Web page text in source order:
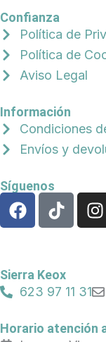
Confianza
Política de
Política de
Aviso Legal
Información
Condiciones
Envíos y
Síguenos
F
a
b
o
k
T
i
o
k
I
n
g
a
Sierra Keox
623 97 11 31
Horario atención